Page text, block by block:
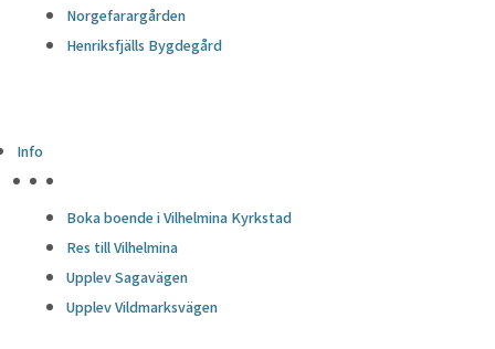
Norgefarargården
Henriksfjälls Bygdegård
Info
Boka boende i Vilhelmina Kyrkstad
Res till Vilhelmina
Upplev Sagavägen
Upplev Vildmarksvägen